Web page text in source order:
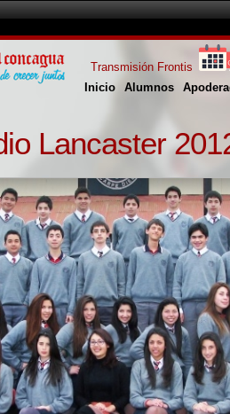
Inicio Alumnos
Transmisión Frontis
Lancaster